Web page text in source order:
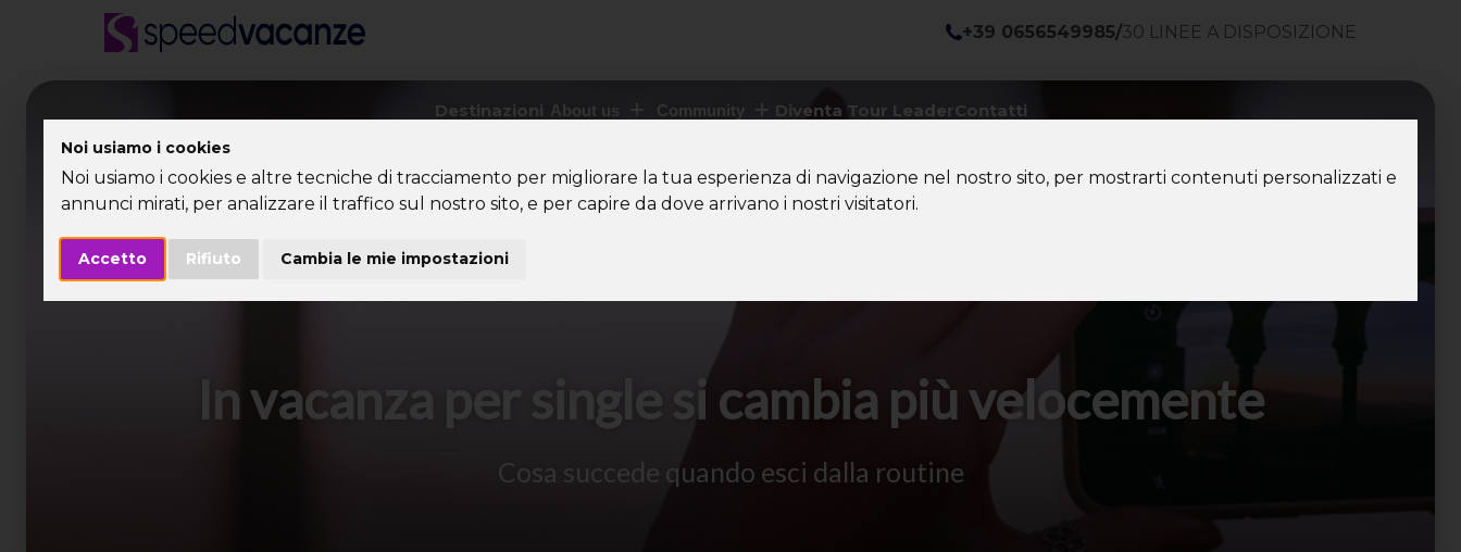
Noi usiamo i cookies
Noi usiamo i cookies e altre tecniche di tracciamento per migliorare la tua esperienza di navigazione nel nostro sito, per mostrarti contenuti personalizzati e
annunci mirati, per analizzare il traffico sul nostro sito, e per capire da dove arrivano i nostri visitatori.
Accetto Rifiuto Cambia le mie impostazioni
+39 0656549985/30 LINEE A DISPOSIZIONE
Destinazioni About us Community Diventa Tour LeaderContatti
In vacanza per single si cambia più velocemente
Cosa succede quando esci dalla routine